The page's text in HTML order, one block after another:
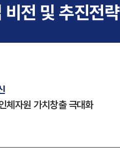
전 및 추진전략
체자원 가치창출 극대화